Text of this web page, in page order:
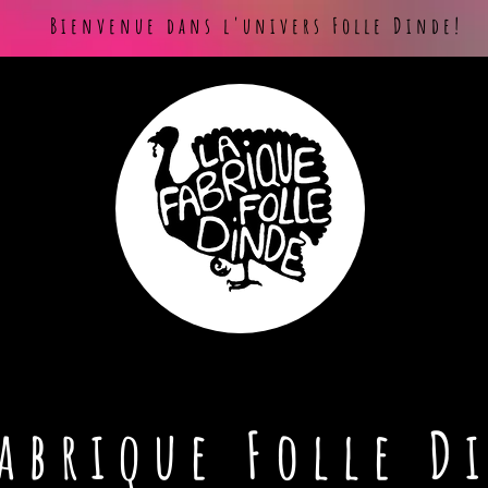
Bienvenue dans l'univers Folle Dinde!
Folle